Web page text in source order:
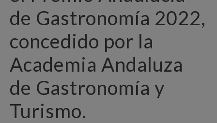
de Gastronomía 2022,
concedido por la
Academia Andaluza
de Gastronomía y
Turismo.